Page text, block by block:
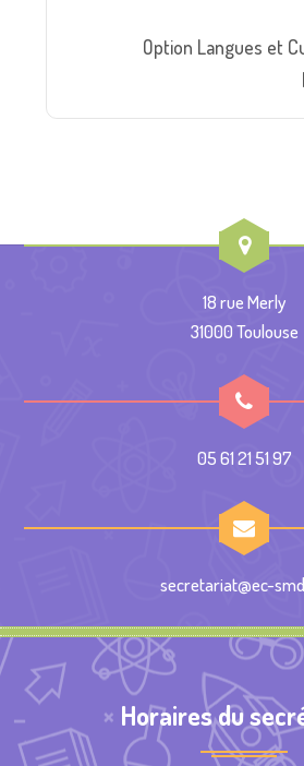
Option Langues et
18 rue Merly
31000 Toulouse
05 61 21 51 97
secretariat@ec-
Horaires du